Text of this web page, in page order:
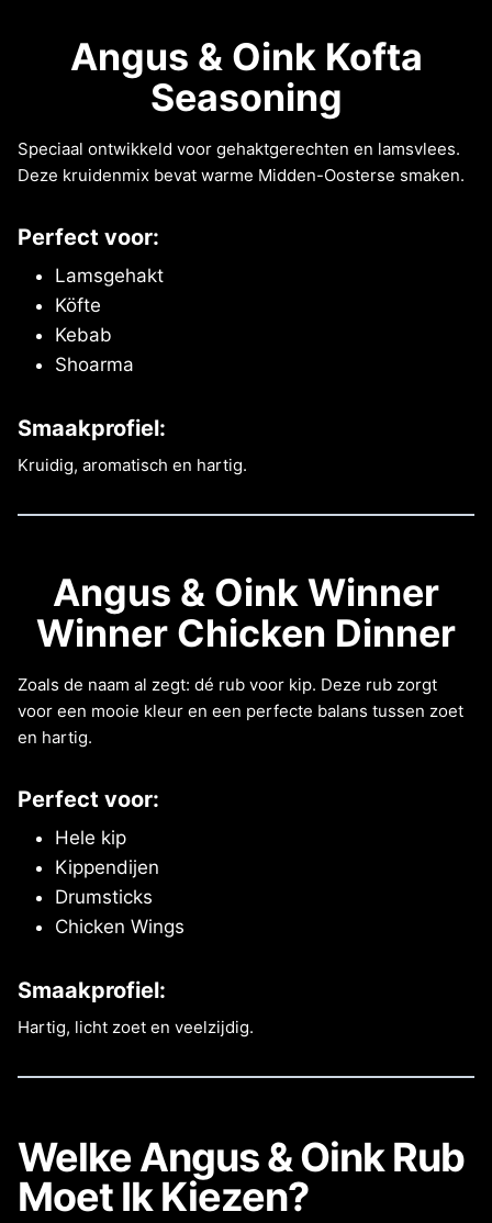
Angus & Oink Kofta
Seasoning
Speciaal ontwikkeld voor gehaktgerechten en lamsvlees.
Deze kruidenmix bevat warme Midden-Oosterse smaken.
Perfect voor:
Lamsgehakt
Köfte
Kebab
Shoarma
Smaakprofiel:
Kruidig, aromatisch en hartig.
Angus & Oink Winner
Winner Chicken Dinner
Zoals de naam al zegt: dé rub voor kip. Deze rub zorgt
voor een mooie kleur en een perfecte balans tussen zoet
en hartig.
Perfect voor:
Hele kip
Kippendijen
Drumsticks
Chicken Wings
Smaakprofiel:
Hartig, licht zoet en veelzijdig.
Welke Angus & Oink Rub
Moet Ik Kiezen?